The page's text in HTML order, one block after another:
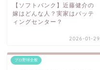
【ソフトバンク】近藤健介の
嫁はどんな人？実家はバッテ
ィングセンター？
2026-01-29
プロ野球全般